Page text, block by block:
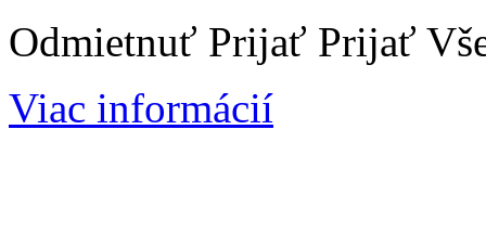
Odmietnuť Prijať Prijať
Viac informácií